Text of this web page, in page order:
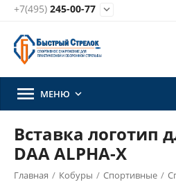
+7(495) 245-00-77 
 МЕНЮ 
Вставка логотип
DAA ALPHA-X
Главная / Кобуры / Спортивные /